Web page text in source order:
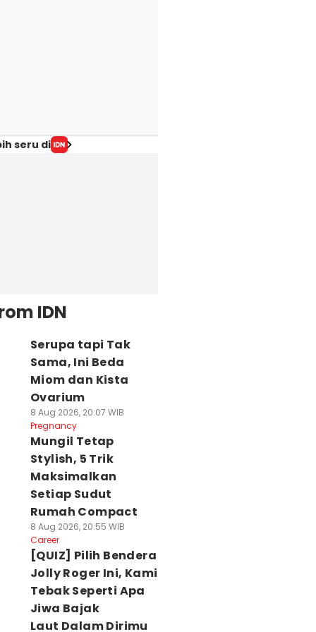
seru di
IDN
Serupa tapi Tak
Sama, Ini Beda
Miom dan Kista
Ovarium
8 Aug 2026, 20:07 WIB
Pregnancy
Mungil Tetap
Stylish, 5 Trik
Maksimalkan
Setiap Sudut
Rumah Compact
8 Aug 2026, 20:55 WIB
Career
[QUIZ] Pilih Bendera
Jolly Roger Ini, Kami
Tebak Seperti Apa
Jiwa Bajak
Laut Dalam Dirimu